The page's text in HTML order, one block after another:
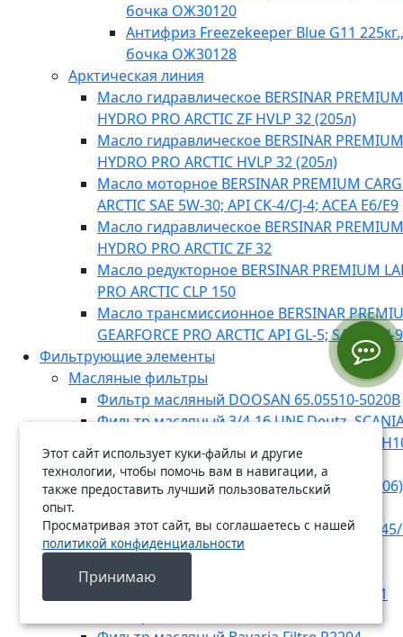
бочка ОЖ30120
Антифриз Freezekeeper Blue G11 225кг.,
бочка ОЖ30128
Арктическая линия
Масло гидравлическое BERSINAR PREMIUM
HYDRO PRO ARCTIC ZF HVLP 32 (205л)
Масло гидравлическое BERSINAR PREMIUM
HYDRO PRO ARCTIC HVLP 32 (205л)
Масло моторное BERSINAR PREMIUM
ARCTIC SAE 5W-30; API CK-4/CJ-4; ACEA E6/E9
Масло гидравлическое BERSINAR PREMIUM
HYDRO PRO ARCTIC ZF 32
Масло редукторное BERSINAR PREMIUM
PRO ARCTIC CLP 150
Масло трансмиссионное BERSINAR
GEARFORCE PRO ARCTIC API GL-5; SAE 75W-
Фильтрующие элементы
Масляные фильтры
Фильтр масляный DOOSAN 65.05510-5020B
Фильтр масляный 3/4-16 UNF Deutz,
CUMMINS, GENERAL MOTORS, RENAULT
SORL
Фильтр масляный RENAULT, MB
Фильтр масляный MANN-FILTER WD 13
Фильтр масляный MANN-FILTER W 1223
Фильтр масляный Bavaria Filtre O7022
Фильтр масляный MANN-FILTER W 920/21
Этот сайт использует куки-файлы и другие
технологии, чтобы помочь вам в навигации, а
также предоставить лучший пользовательский
опыт.
Просматривая этот сайт, вы соглашаетесь с нашей
политикой конфиденциальности
Принимаю